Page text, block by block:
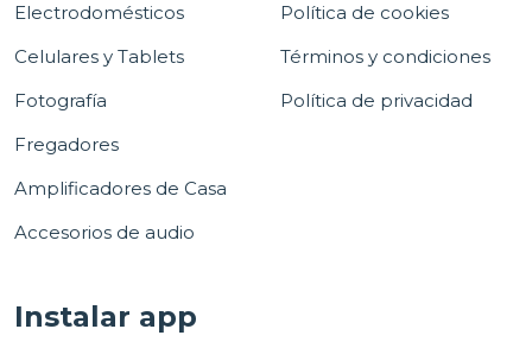
Electrodomésticos
Celulares y Tablets
Fotografía
Fregadores
Amplificadores de Casa
Accesorios de audio
Política de cookies
Términos y condiciones
Política de privacidad
Instalar app